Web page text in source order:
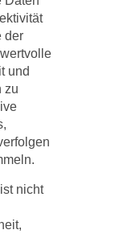
der
und
zu
nicht